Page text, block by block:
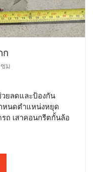
ก
ม
ยลดและป้องกัน
หนดตำแหน่งหยุด
ถ เสาคอนกรีตกั้นล้อ